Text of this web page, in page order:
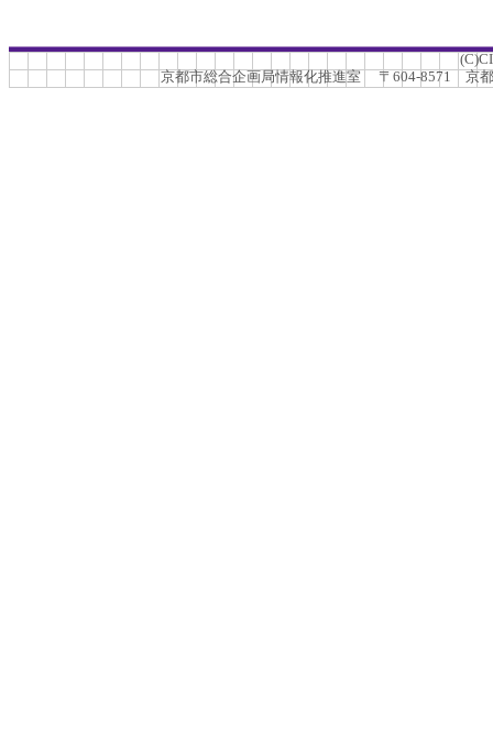
京都市総合企画局情報化推進室 〒604-8571 京